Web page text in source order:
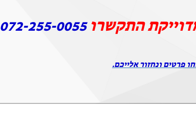
התקשרו072-255-0055
פרטים ונחזור אלייכם.